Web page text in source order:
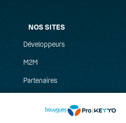
NOS SITES
Développeurs
M2M
Partenaires